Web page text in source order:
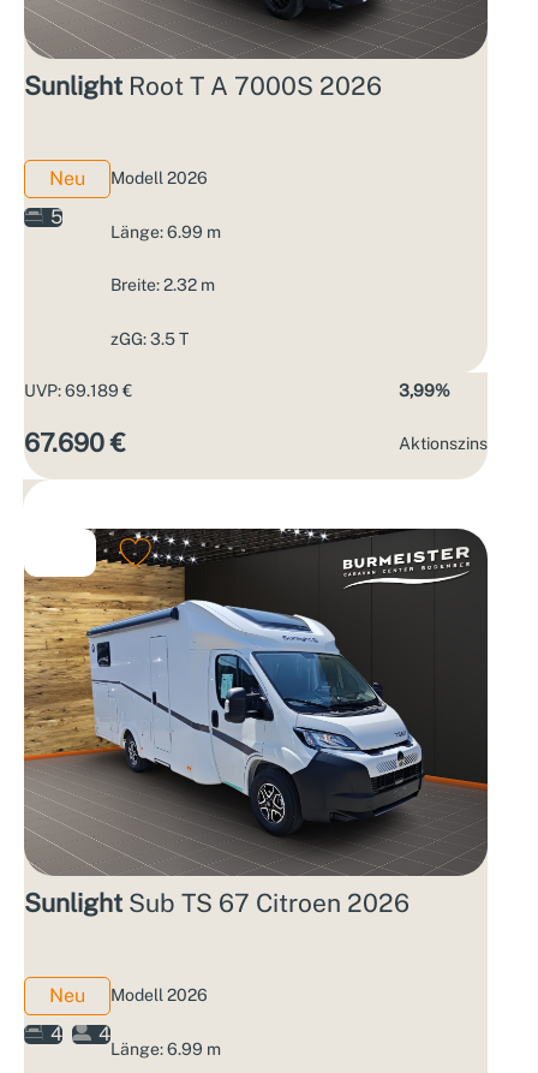
Sunlight Root T A 7000S 2026
Neu
5
Modell 2026
Länge: 6.99 m
Breite: 2.32 m
zGG: 3.5 T
UVP: 69.189 €
67.690 €
3,99%
Aktions­zins
Sunlight Sub TS 67 Citroen 2026
Neu
4
4
Modell 2026
Länge: 6.99 m